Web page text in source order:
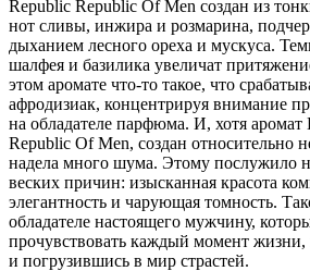
Republic Republic Of Men создан из
нот сливы, инжира и розмарина,
дыханием лесного ореха и мускуса.
шалфея и базилика увеличат
этом аромате что-то такое, что
афродизиак, концентрируя внимание
на обладателе парфюма. И, хотя аромат
Republic Of Men, создан относительно
надела много шума. Этому послужило
веских причин: изысканная красота
элегантность и чарующая томность.
обладателе настоящего мужчину,
прочувствовать каждый момент
и погрузившись в мир страстей.